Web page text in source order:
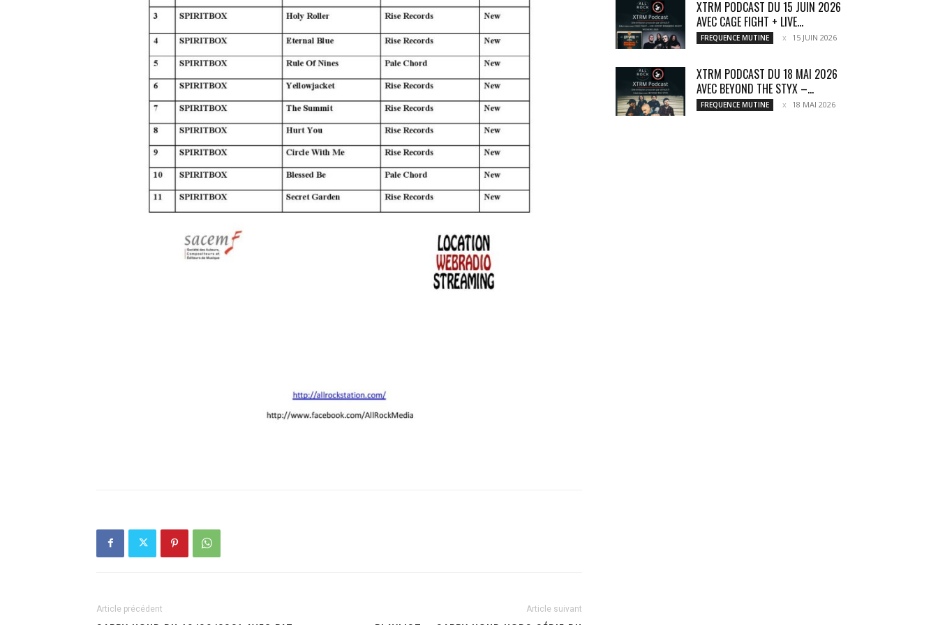
Article précédent Article suivant
XTRM PODCAST DU 15 JUIN 2026
AVEC CAGE FIGHT + LIVE...
FREQUENCE MUTINE 15 JUIN 2026
XTRM PODCAST DU 18 MAI 2026
AVEC BEYOND THE STYX –...
FREQUENCE MUTINE 18 MAI 2026